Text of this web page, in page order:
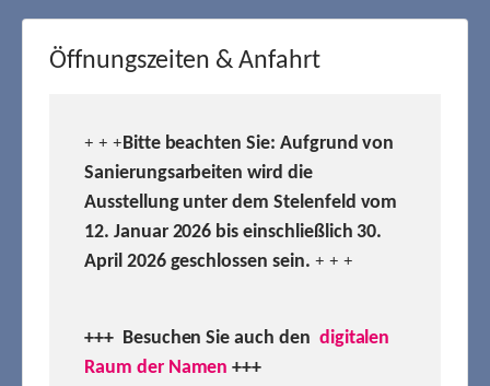
Öffnungszeiten & Anfahrt
+ + +Bitte beachten Sie: Aufgrund von
Sanierungsarbeiten wird die
Ausstellung unter dem Stelenfeld vom
12. Januar 2026 bis einschließlich 30.
April 2026 geschlossen sein. + + +
+++ Besuchen Sie auch den digitalen
Raum der Namen +++